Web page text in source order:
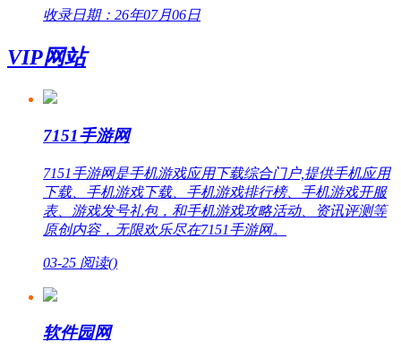
收录日期：26年07月06日
VIP网站
7151手游网
7151手游网是手机游戏应用下载综合门户,提供手机应用
下载、手机游戏下载、手机游戏排行榜、手机游戏开服
表、游戏发号礼包，和手机游戏攻略活动、资讯评测等
原创内容，无限欢乐尽在7151手游网。
03-25 阅读()
软件园网